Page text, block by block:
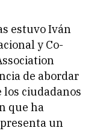
estuvo Iván
y Co-
de abordar
los ciudadanos
que ha
un